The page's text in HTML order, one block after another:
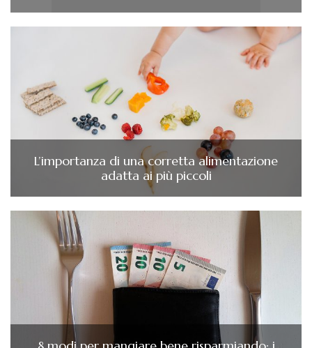
L’importanza di una corretta alimentazione
adatta ai più piccoli